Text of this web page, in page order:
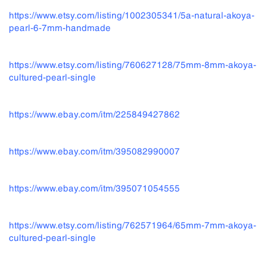
https://www.etsy.com/listing/1002305341/5a-natural-akoya-
pearl-6-7mm-handmade
https://www.etsy.com/listing/760627128/75mm-8mm-akoya-
cultured-pearl-single
https://www.ebay.com/itm/225849427862
https://www.ebay.com/itm/395082990007
https://www.ebay.com/itm/395071054555
https://www.etsy.com/listing/762571964/65mm-7mm-akoya-
cultured-pearl-single